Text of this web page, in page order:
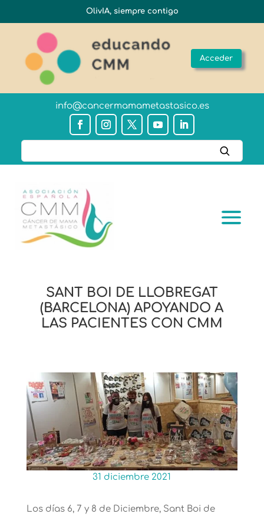
OlivIA, siempre contigo
Acceder
info@cancermamametastasico.es
SANT BOI DE LLOBREGAT
(BARCELONA) APOYANDO A
LAS PACIENTES CON CMM
31 diciembre 2021
Los días 6, 7 y 8 de Diciembre, Sant Boi de